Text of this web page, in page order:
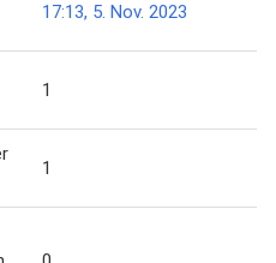
17:13, 5. Nov. 2023
1
1